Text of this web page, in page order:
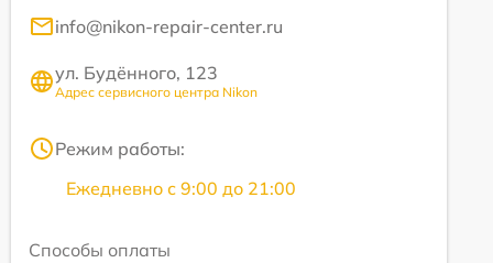
info@nikon-repair-center.ru
ул. Будённого, 123
Адрес сервисного центра Nikon
Режим работы:
Ежедневно с 9:00 до 21:00
Способы оплаты